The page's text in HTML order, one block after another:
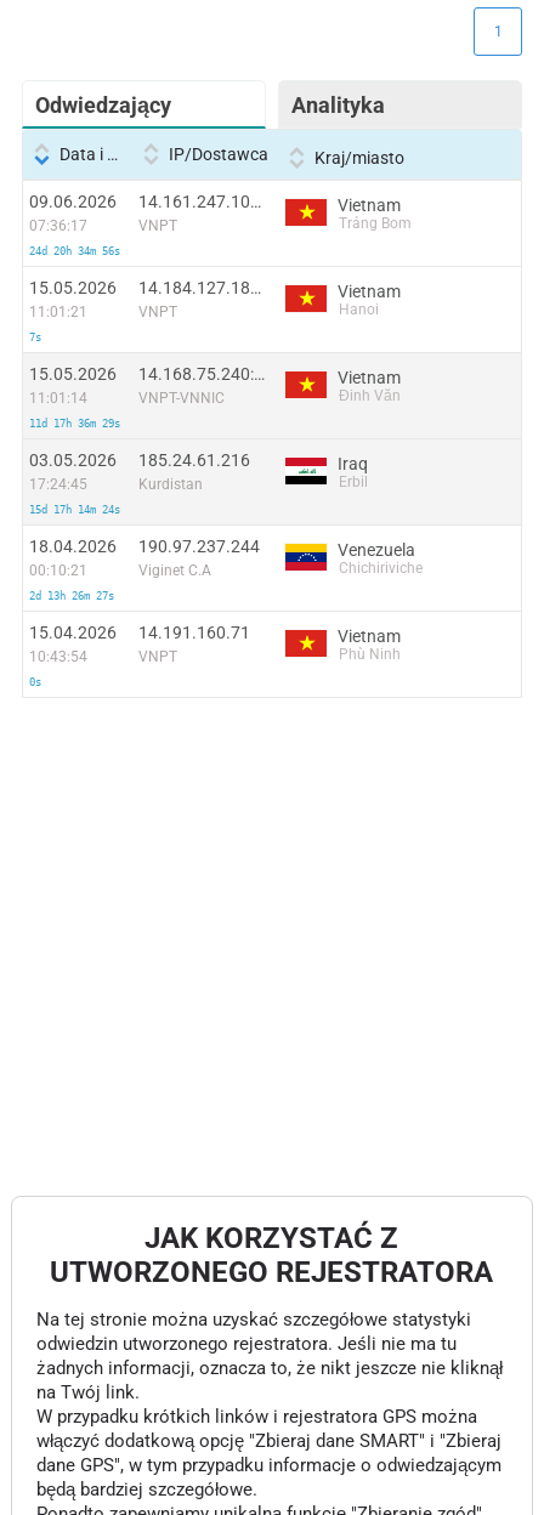
Odwiedzający Analityka
1
Data i godzina IP/Dostawca Kraj/miasto
09.06.2026
07:36:17
24d 20h 34m 56s
14.161.247.103:39277
VNPT
Vietnam
Trảng Bom
15.05.2026
11:01:21
7s
14.184.127.187:33882
VNPT
Vietnam
Hanoi
15.05.2026
11:01:14
11d 17h 36m 29s
14.168.75.240:37792
VNPT-VNNIC
Vietnam
Đinh Văn
03.05.2026
17:24:45
15d 17h 14m 24s
185.24.61.216
Kurdistan
Iraq
Erbil
18.04.2026
00:10:21
2d 13h 26m 27s
190.97.237.244
Viginet C.A
Venezuela
Chichiriviche
15.04.2026
10:43:54
0s
14.191.160.71
VNPT
Vietnam
Phù Ninh
JAK KORZYSTAĆ Z
UTWORZONEGO REJESTRATORA
Na tej stronie można uzyskać szczegółowe statystyki
odwiedzin utworzonego rejestratora. Jeśli nie ma tu
żadnych informacji, oznacza to, że nikt jeszcze nie kliknął
na Twój link.
W przypadku krótkich linków i rejestratora GPS można
włączyć dodatkową opcję "Zbieraj dane SMART" i "Zbieraj
dane GPS", w tym przypadku informacje o odwiedzającym
będą bardziej szczegółowe.